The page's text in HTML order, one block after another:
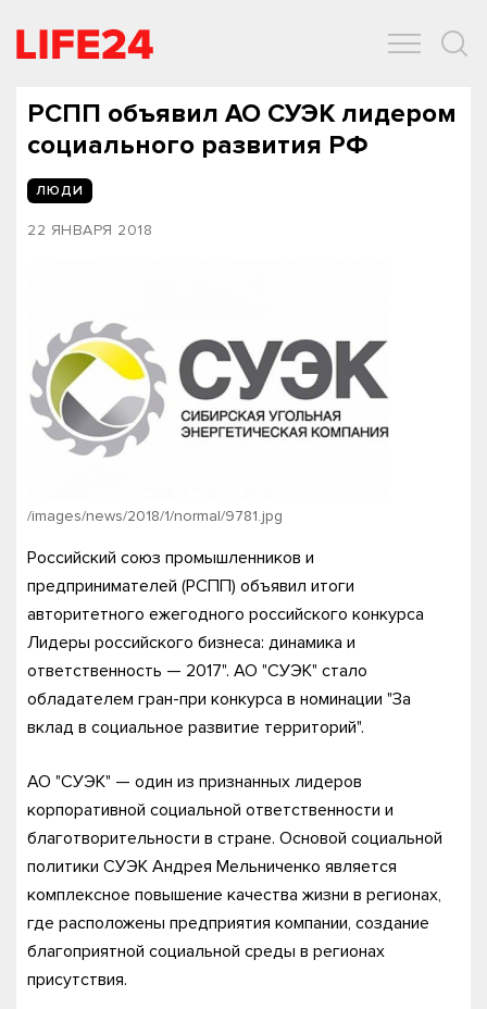
РСПП объявил АО СУЭК лидером
социального развития РФ
ЛЮДИ
22 ЯНВАРЯ 2018
/images/news/2018/1/normal/9781.jpg
Российский союз промышленников и
предпринимателей (РСПП) объявил итоги
авторитетного ежегодного российского конкурса
Лидеры российского бизнеса: динамика и
ответственность — 2017". АО "СУЭК" стало
обладателем гран-при конкурса в номинации "За
вклад в социальное развитие территорий".
АО "СУЭК" — один из признанных лидеров
корпоративной социальной ответственности и
благотворительности в стране. Основой социальной
политики СУЭК Андрея Мельниченко является
комплексное повышение качества жизни в регионах,
где расположены предприятия компании, создание
благоприятной социальной среды в регионах
присутствия.